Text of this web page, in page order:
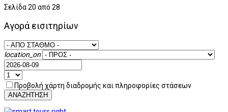
Σελίδα 20 από 28
Αγορά εισιτηρίων
location_on
Προβολή χάρτη διαδρομής και πληροφορίες στάσεων
ΑΝΑΖΗΤΗΣΗ